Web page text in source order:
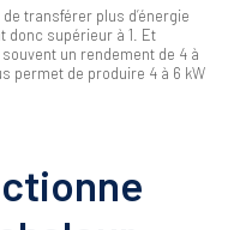
transférer plus d’énergie
donc supérieur à 1. Et
un rendement de 4 à
permet de produire 4 à 6 kW